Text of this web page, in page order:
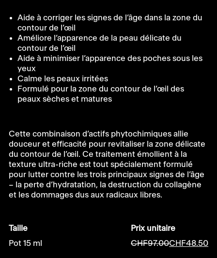
Aide à corriger les signes de l’âge dans la zone du
contour de l’œil
Améliore l’apparence de la peau délicate du
contour de l’œil
Aide à minimiser l’apparence des poches sous les
yeux
Calme les peaux irritées
Formulé pour la zone du contour de l’œil des
peaux sèches et matures
Cette combinaison d’actifs phytochimiques allie
douceur et efficacité pour revitaliser la zone délicate
du contour de l’œil. Ce traitement émollient à la
texture ultra-riche est tout spécialement formulé
pour lutter contre les trois principaux signes de l’âge
– la perte d’hydratation, la destruction du collagène
et les dommages dus aux radicaux libres.
Taille
Pot 15 ml
Prix unitaire
CHF97.00CHF48.50